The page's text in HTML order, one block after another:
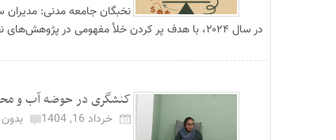
نخبگان جامعه مدنی: مدیران
در سال ۲۰۲۴، با هدف پر کردن خلأ مفهومی در پژوهش‌های نخبگان و جامعه مدنی نوشته ...
کنشگری در حوضه آب و
خرداد 16, 1404